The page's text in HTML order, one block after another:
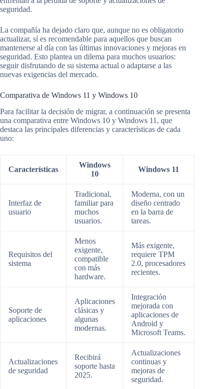
seguridad.
La compañía ha dejado claro que, aunque no es obligatorio
actualizar, sí es recomendable para aquellos que buscan
mantenerse al día con las últimas innovaciones y mejoras en
seguridad. Esto plantea un dilema para muchos usuarios:
seguir disfrutando de su sistema actual o adaptarse a las
nuevas exigencias del mercado.
Comparativa de Windows 11 y Windows 10
Para facilitar la decisión de migrar, a continuación se presenta
una comparativa entre Windows 10 y Windows 11, que
destaca las principales diferencias y características de cada
uno:
Características
Windows
10
Windows 11
Interfaz de
usuario
Tradicional,
familiar para
muchos
usuarios.
Moderna, con un
diseño centrado
en la barra de
tareas.
Requisitos del
sistema
Menos
exigente,
compatible
con más
hardware.
Más exigente,
requiere TPM
2.0, procesadores
recientes.
Soporte de
aplicaciones
Aplicaciones
clásicas y
algunas
modernas.
Integración
mejorada con
aplicaciones de
Android y
Microsoft Teams.
Actualizaciones
de seguridad
Recibirá
soporte hasta
2025.
Actualizaciones
continuas y
mejoras de
seguridad.